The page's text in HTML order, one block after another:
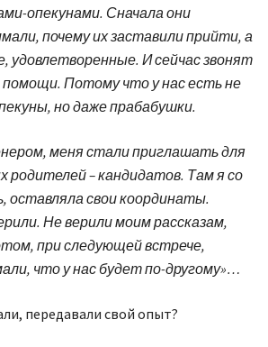
опекунами. Сначала они
почему их заставили прийти, а
удовлетворенные. И сейчас звонят
помощи. Потому что у нас есть не
но даже прабабушки.
меня стали приглашать для
родителей – кандидатов. Там я со
оставляла свои координаты.
Не верили моим рассказам,
при следующей встрече,
что у нас будет по-другому»…
передавали свой опыт?